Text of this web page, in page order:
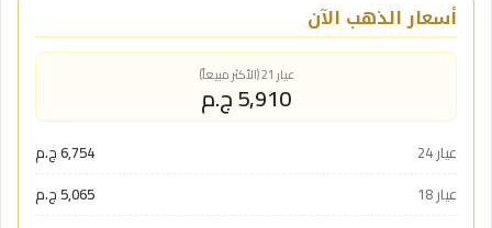
أسعار الذهب الآن
عيار 21 (الأكثر مبيعاً)
5,910 ج.م
عيار 24
6,754 ج.م
عيار 18
5,065 ج.م